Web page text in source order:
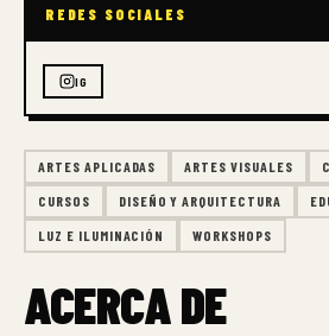
ARTES APLICADAS ARTES VISUALES
CURSOS DISEÑO Y ARQUITECTURA
LUZ E ILUMINACIÓN WORKSHOPS
ACERCA DE
REDES SOCIALES
IG